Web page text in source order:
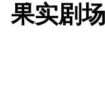
果实剧